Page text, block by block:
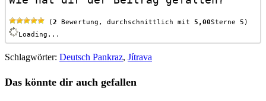
(2 Bewertung, durchschnittlich mit 5,00Sterne 5)
Loading...
Schlagwörter: Deutsch Pankraz, Jítrava
Das könnte dir auch gefallen